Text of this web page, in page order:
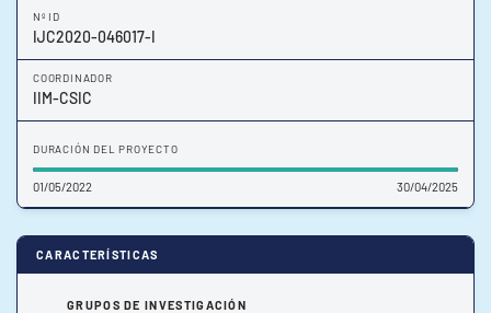
Nº ID
IJC2020-046017-I
COORDINADOR
IIM-CSIC
DURACIÓN DEL PROYECTO
01/05/2022 30/04/2025
CARACTERÍSTICAS
GRUPOS DE INVESTIGACIÓN